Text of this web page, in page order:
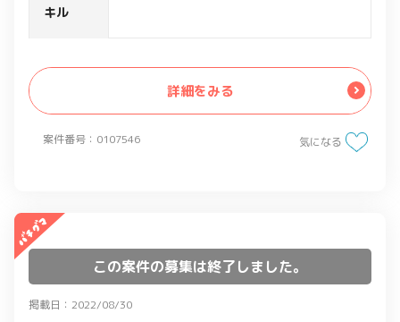
案件番号：0107546
・フィードバックの反映
キル
詳細をみる
気になる
この案件の募集は終了しました。
掲載日：2022/08/30